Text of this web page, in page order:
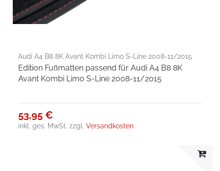
Audi A4 B8 8K Avant Kombi Limo S-Line 2008-11/2015
Edition Fußmatten passend für Audi A4 B8 8K
Avant Kombi Limo S-Line 2008-11/2015
53,95 €
inkl. ges. MwSt. zzgl.Versandkosten